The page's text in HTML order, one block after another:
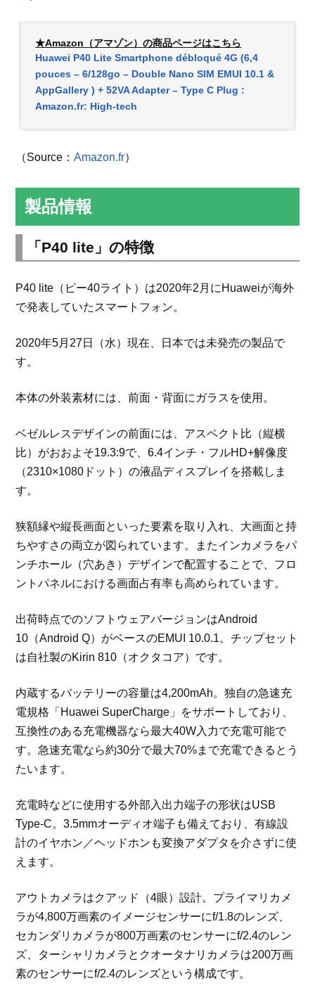
★Amazon（アマゾン）の商品ページはこちら
Huawei P40 Lite Smartphone débloqué 4G (6,4
pouces – 6/128go – Double Nano SIM EMUI 10.1 &
AppGallery ) + 52VA Adapter – Type C Plug :
Amazon.fr: High-tech
（Source：Amazon.fr）
製品情報
「P40 lite」の特徴
P40 lite（ピー40ライト）は2020年2月にHuaweiが海外
で発表していたスマートフォン。
2020年5月27日（水）現在、日本では未発売の製品で
す。
本体の外装素材には、前面・背面にガラスを使用。
ベゼルレスデザインの前面には、アスペクト比（縦横
比）がおおよそ19.3:9で、6.4インチ・フルHD+解像度
（2310×1080ドット）の液晶ディスプレイを搭載しま
す。
狭額縁や縦長画面といった要素を取り入れ、大画面と持
ちやすさの両立が図られています。またインカメラをパ
ンチホール（穴あき）デザインで配置することで、フロ
ントパネルにおける画面占有率も高められています。
出荷時点でのソフトウェアバージョンはAndroid
10（Android Q）がベースのEMUI 10.0.1。チップセット
は自社製のKirin 810（オクタコア）です。
内蔵するバッテリーの容量は4,200mAh。独自の急速充
電規格「Huawei SuperCharge」をサポートしており、
互換性のある充電機器なら最大40W入力で充電可能で
す。急速充電なら約30分で最大70%まで充電できるとう
たいます。
充電時などに使用する外部入出力端子の形状はUSB
Type-C。3.5mmオーディオ端子も備えており、有線設
計のイヤホン／ヘッドホンも変換アダプタを介さずに使
えます。
アウトカメラはクアッド（4眼）設計。プライマリカメ
ラが4,800万画素のイメージセンサーにf/1.8のレンズ、
セカンダリカメラが800万画素のセンサーにf/2.4のレン
ズ、ターシャリカメラとクオータナリカメラは200万画
素のセンサーにf/2.4のレンズという構成です。